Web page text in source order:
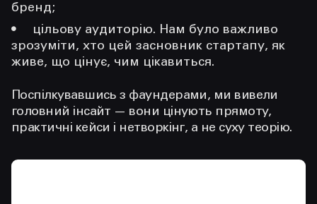
бренд;
цільову аудиторію. Нам було важливо
зрозуміти, хто цей засновник стартапу, як
живе, що цінує, чим цікавиться.
Поспілкувавшись з фаундерами, ми вивели
головний інсайт — вони цінують прямоту,
практичні кейси і нетворкінг, а не суху теорію.